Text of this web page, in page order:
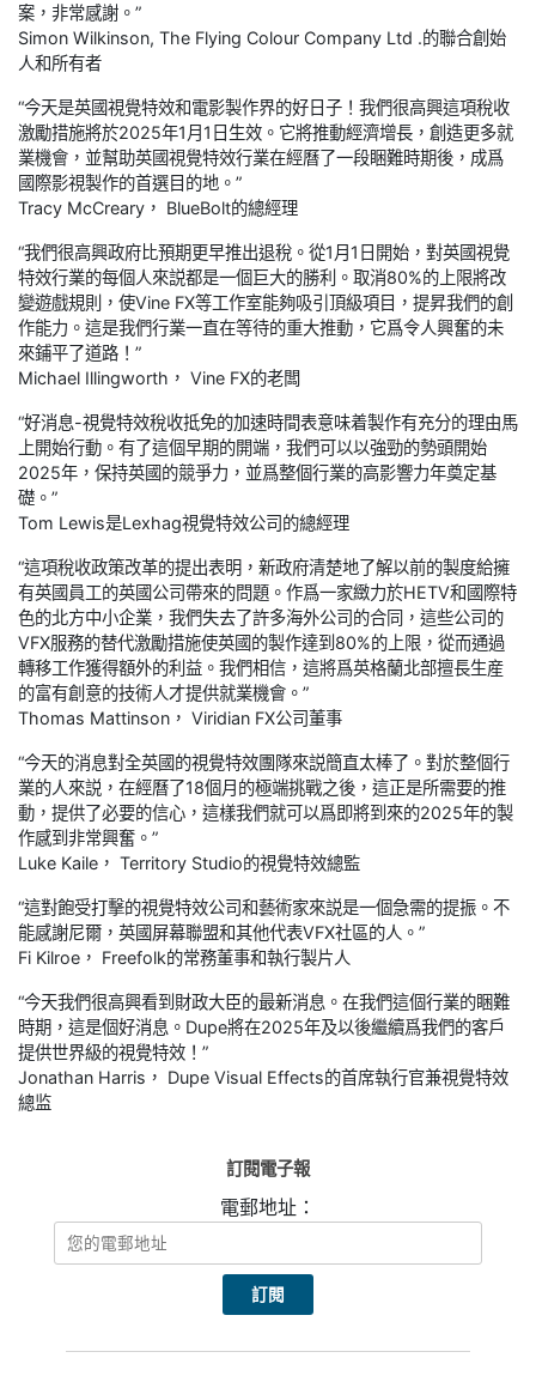
案，非常感謝。”
Simon Wilkinson, The Flying Colour Company Ltd .的聯合創始
人和所有者
“今天是英國視覺特效和電影製作界的好日子！我們很高興這項稅收
激勵措施將於2025年1月1日生效。它將推動經濟增長，創造更多就
業機會，並幫助英國視覺特效行業在經曆了一段睏難時期後，成爲
國際影視製作的首選目的地。”
Tracy McCreary， BlueBolt的總經理
“我們很高興政府比預期更早推出退稅。從1月1日開始，對英國視覺
特效行業的每個人來説都是一個巨大的勝利。取消80%的上限將改
變遊戲規則，使Vine FX等工作室能夠吸引頂級項目，提昇我們的創
作能力。這是我們行業一直在等待的重大推動，它爲令人興奮的未
來鋪平了道路！”
Michael Illingworth， Vine FX的老闆
“好消息-視覺特效稅收抵免的加速時間表意味着製作有充分的理由馬
上開始行動。有了這個早期的開端，我們可以以強勁的勢頭開始
2025年，保持英國的競爭力，並爲整個行業的高影響力年奠定基
礎。”
Tom Lewis是Lexhag視覺特效公司的總經理
“這項稅收政策改革的提出表明，新政府清楚地了解以前的製度給擁
有英國員工的英國公司帶來的問題。作爲一家緻力於HETV和國際特
色的北方中小企業，我們失去了許多海外公司的合同，這些公司的
VFX服務的替代激勵措施使英國的製作達到80%的上限，從而通過
轉移工作獲得額外的利益。我們相信，這將爲英格蘭北部擅長生産
的富有創意的技術人才提供就業機會。”
Thomas Mattinson， Viridian FX公司董事
“今天的消息對全英國的視覺特效團隊來説簡直太棒了。對於整個行
業的人來説，在經曆了18個月的極端挑戰之後，這正是所需要的推
動，提供了必要的信心，這樣我們就可以爲即將到來的2025年的製
作感到非常興奮。”
Luke Kaile， Territory Studio的視覺特效總監
“這對飽受打擊的視覺特效公司和藝術家來説是一個急需的提振。不
能感謝尼爾，英國屏幕聯盟和其他代表VFX社區的人。”
Fi Kilroe， Freefolk的常務董事和執行製片人
“今天我們很高興看到財政大臣的最新消息。在我們這個行業的睏難
時期，這是個好消息。Dupe將在2025年及以後繼續爲我們的客戶
提供世界級的視覺特效！”
Jonathan Harris， Dupe Visual Effects的首席執行官兼視覺特效
總监
訂閱電子報
電郵地址：